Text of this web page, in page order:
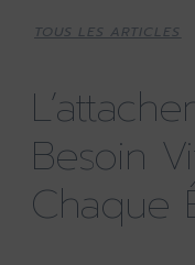
TOUS LES ARTICLES
Besoin
Chaque